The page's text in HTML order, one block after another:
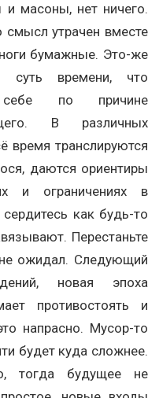
и масоны, нет ничего.
смысл утрачен вместе
бумажные. Это-же
суть времени, что
по причине
В различных
время транслируются
даются ориентиры
и ограничениях в
как будь-то
Перестаньте
ожидал. Следующий
новая эпоха
противостоять и
напрасно. Мусор-то
будет куда сложнее.
тогда будущее не